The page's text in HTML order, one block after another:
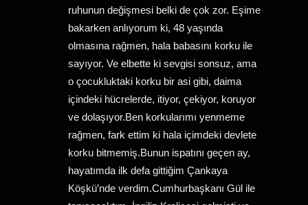
ruhunun değişmesi belki de çok zor. Eşime
bakarken anlıyorum ki, 48 yaşında
olmasına rağmen, hala babasını korku ile
sayıyor. Ve elbette ki sevgisi sonsuz, ama
o çocukluktaki korku bir asi gibi, daima
içindeki hücrelerde, itiyor, çekiyor, koruyor
ve dolaşıyor.Ben korkularımı yenmeme
rağmen, fark ettim ki hala içimdeki devlete
korku bitmemiş.Bunun ispatını geçen ay,
hayatımda ilk defa gittiğim Çankaya
Köşkü’nde verdim.Cumhurbaşkanı Gül ile